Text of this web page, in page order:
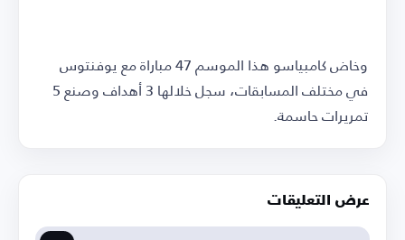
وخاض كامبياسو هذا الموسم 47 مباراة مع يوفنتوس
في مختلف المسابقات، سجل خلالها 3 أهداف وصنع 5
تمريرات حاسمة.
عرض التعليقات